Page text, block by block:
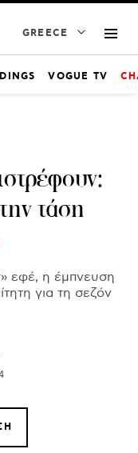
GREECE
VOGUE TV
τάση
εφέ, η έμπνευση
για τη σεζόν